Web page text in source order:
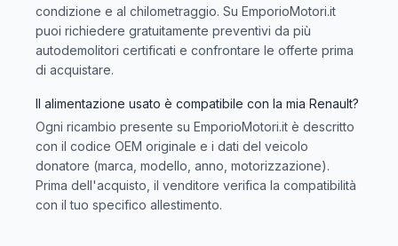
condizione e al chilometraggio. Su EmporioMotori.it
puoi richiedere gratuitamente preventivi da più
autodemolitori certificati e confrontare le offerte prima
di acquistare.
Il alimentazione usato è compatibile con la mia Renault?
Ogni ricambio presente su EmporioMotori.it è descritto
con il codice OEM originale e i dati del veicolo
donatore (marca, modello, anno, motorizzazione).
Prima dell'acquisto, il venditore verifica la compatibilità
con il tuo specifico allestimento.